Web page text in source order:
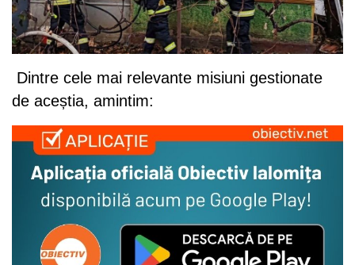
Dintre cele mai relevante misiuni gestionate
de aceștia, amintim: